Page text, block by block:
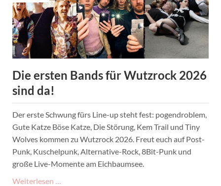
Die ersten Bands für Wutzrock 2026
sind da!
Der erste Schwung fürs Line-up steht fest: pogendroblem,
Gute Katze Böse Katze, Die Störung, Kem Trail und Tiny
Wolves kommen zu Wutzrock 2026. Freut euch auf Post-
Punk, Kuschelpunk, Alternative-Rock, 8Bit-Punk und
große Live-Momente am Eichbaumsee.
Weiterlesen …